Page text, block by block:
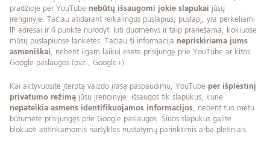
pradžioje per YouTube nebūtų išsaugomi jokie slapukai jūsų
įrenginyje. Tačiau atidarant reikalingus puslapius, puslapį, yra perkeliami
IP adresai ir 4 punkte nurodyti kiti duomenys ir taip pranešama, kokiuose
mūsų puslapiuose lankėtės. Tačiau ši informacija nepriskiriama jums
asmeniškai, nebent ilgam laikui esate prisijungę prie YouTube ar kitos
Google paslaugos (pvz., Google+).
Kai aktyvuosite įterptą vaizdo įrašą paspaudimu, YouTube per išplėstinį
privatumo režimą jūsų įrenginyje išsaugos tik slapukus, kurie
nepateikia asmens identifikuojamos informacijos, nebent tuo metu
būtumėte prisijungęs prie Google paslaugos. Šiuos slapukus galite
blokuoti atitinkamomis naršyklės nustatymų parinktimis arba plėtiniais.